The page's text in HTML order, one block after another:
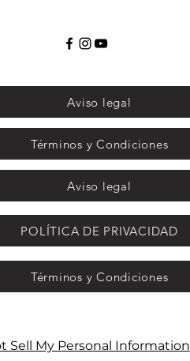
Aviso legal
Términos y Condiciones
Aviso legal
POLÍTICA DE PRIVACIDAD
Términos y Condiciones
Sell My Personal Information